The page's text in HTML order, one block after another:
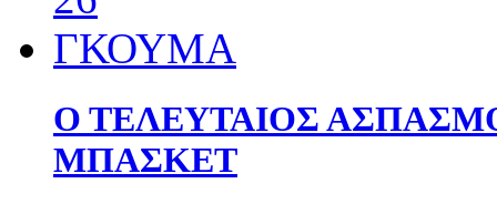
Ο ΤΕΛΕΥΤΑΙΟΣ
ΜΠΑΣΚΕΤ